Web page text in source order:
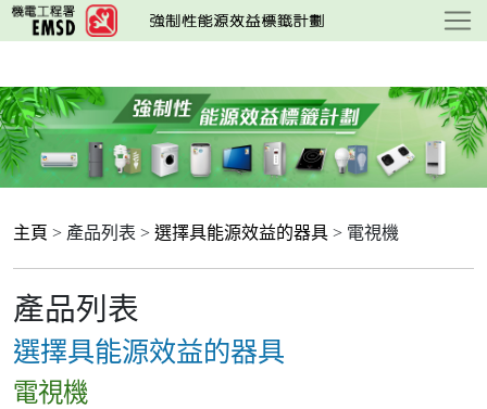
跳
至
要
內
容
主頁 > 產品列表 > 選擇具能源效益的器具 > 電視機
產品列表
選擇具能源效益的器具
電視機